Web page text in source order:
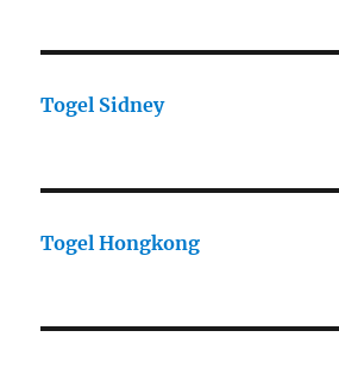
Togel Sidney
Togel Hongkong